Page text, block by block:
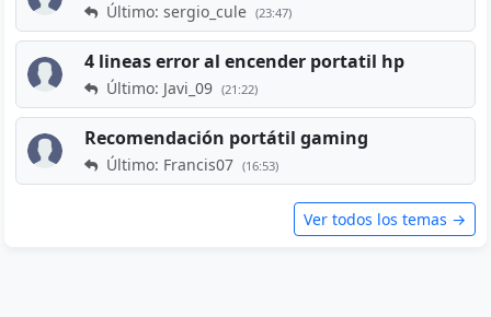
Último: sergio_cule (23:47)
4 lineas error al encender portatil hp
Último: Javi_09 (21:22)
Recomendación portátil gaming
Último: Francis07 (16:53)
Ver todos los temas →